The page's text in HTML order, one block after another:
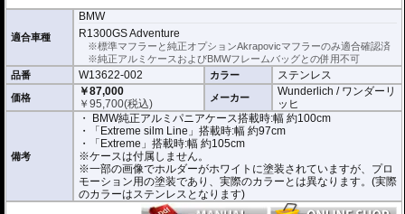
R1250GS AdventureからR1300GS Adventureへ乗り換える場合、それまで使
用していたケースをそのまま引き継ぐことができ、先代の魂が宿る使い慣れた
ケースで新しい旅を開始できます。
さらに、この「uniRack」はWunderlichの「EXTREME」シリーズのパニアケ
ースも搭載可能。
容量を抑えることで、スタイリッシュさと使い勝手の良さを実現した「EXTRE
ME slim Line」と極限まで大容量化を図った「EXTREME」の2種類をランナッ
プ。
いずれも先代のGSシリーズからの定番商品であり、ライディングスタイルに合
わせて 最適なパニアケースを選ぶことが可能です。
取り付け可能な「EXTREME」シリーズの詳細はこちらからご確認ください。
適合車種
BMW
R1300GS Adventure
※標準マフラーと純正オプションAkrapovicマフラーのみ適合確認済
※純正アルミケースおよびBMWフレームバッグとの併用不可
品番
W13622-002 カラー ステンレス
価格
￥87,000
￥95,700(税込) メーカー
Wunderlich / ワンダーリ
ッヒ
備考
・ BMW純正アルミパニアケース搭載時:幅 約100cm
・「Extreme silm Line」搭載時:幅 約97cm
・「Extreme」搭載時:幅 約105cm
※ケースは付属しません。
※一部の画像でホルダーがホワイトに塗装されていますが、プロ
モーション用の塗装であり、実際のカラーとは異なります。(実際
のカラーはステンレスとなります)